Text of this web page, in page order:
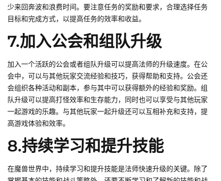
少来回奔波和浪费时间。要注意任务的奖励和要求，合理选择任务
目标和完成方式，以提高任务的效率和收益。
7.加入公会和组队升级
加入一个活跃的公会或者组队升级可以提高法师的升级速度。在公
会中，可以与其他玩家交流经验和技巧，获得帮助和支持。公会还
会组织各种活动和副本，参与其中可以获得额外的经验和奖励。组
队升级可以提高打怪效率和生存能力，同时也可以享受与其他玩家
一起游戏的乐趣。与其他玩家一起升级还可以互相补充和支持，提
高游戏体验和效率。
8.持续学习和提升技能
在魔兽世界中，持续学习和提升技能是法师快速升级的关键。除了